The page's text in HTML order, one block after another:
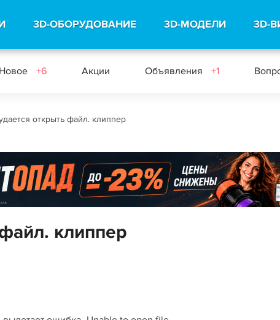
3D-ОБОРУДОВАНИЕ 3D-МОДЕЛИ 3D-
Новое +6 Акции Объявления +1
открыть файл. клиппер
клиппер